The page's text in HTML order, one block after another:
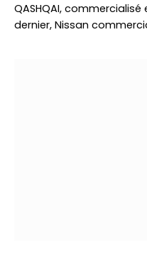
QASHQAI,
dernier, Nissan